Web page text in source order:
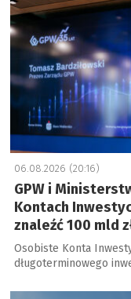
06.08.2026 (20:16)
GPW i
Kontach
znaleźć 100 mld
Osobiste Konta
długoterminowego
a